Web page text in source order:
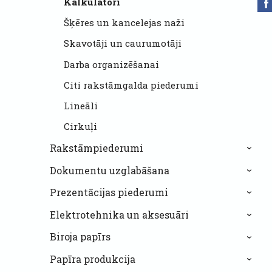
Šķēres un kancelejas naži
Skavotāji un caurumotāji
Darba organizēšanai
Citi rakstāmgalda piederumi
Lineāli
Cirkuļi
Rakstāmpiederumi ›
Dokumentu uzglabāšana ›
Prezentācijas piederumi ›
Elektrotehnika un aksesuāri ›
Biroja papīrs ›
Papīra produkcija ›